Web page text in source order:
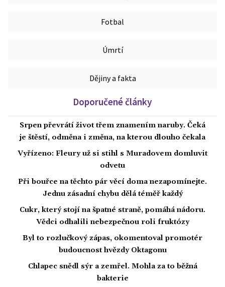
Fotbal
Úmrtí
Dějiny a fakta
Doporučené články
Srpen převrátí život třem znamením naruby. Čeká
je štěstí, odměna i změna, na kterou dlouho čekala
Vyřízeno: Fleury už si stihl s Muradovem domluvit
odvetu
Při bouřce na těchto pár věcí doma nezapomínejte.
Jednu zásadní chybu dělá téměř každý
Cukr, který stojí na špatné straně, pomáhá nádoru.
Vědci odhalili nebezpečnou roli fruktózy
Byl to rozlučkový zápas, okomentoval promotér
budoucnost hvězdy Oktagonu
Chlapec snědl sýr a zemřel. Mohla za to běžná
bakterie